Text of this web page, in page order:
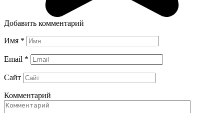
Добавить комментарий
Имя *
Email *
Сайт
Комментарий